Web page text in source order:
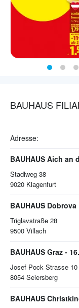
BAUHAUS
Adresse:
BAUHAUS Aich an
Stadlweg 38
9020 Klagenfurt
BAUHAUS Dobrova
Triglavstraße 28
9500 Villach
Josef Pock Strasse 10
8054 Seiersberg
BAUHAUS